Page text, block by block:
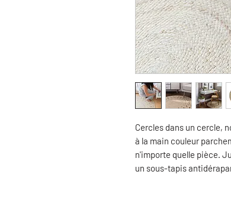
Cercles dans un cercle,
à la main couleur
n'importe quelle pièce.
un sous-tapis